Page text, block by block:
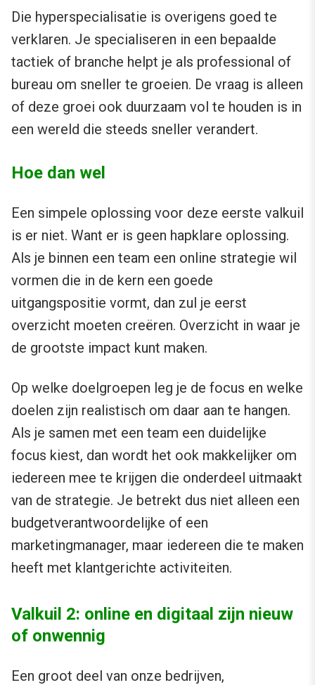
Die hyperspecialisatie is overigens goed te
verklaren. Je specialiseren in een bepaalde
tactiek of branche helpt je als professional of
bureau om sneller te groeien. De vraag is alleen
of deze groei ook duurzaam vol te houden is in
een wereld die steeds sneller verandert.
Hoe dan wel
Een simpele oplossing voor deze eerste valkuil
is er niet. Want er is geen hapklare oplossing.
Als je binnen een team een online strategie wil
vormen die in de kern een goede
uitgangspositie vormt, dan zul je eerst
overzicht moeten creëren. Overzicht in waar je
de grootste impact kunt maken.
Op welke doelgroepen leg je de focus en welke
doelen zijn realistisch om daar aan te hangen.
Als je samen met een team een duidelijke
focus kiest, dan wordt het ook makkelijker om
iedereen mee te krijgen die onderdeel uitmaakt
van de strategie. Je betrekt dus niet alleen een
budgetverantwoordelijke of een
marketingmanager, maar iedereen die te maken
heeft met klantgerichte activiteiten.
Valkuil 2: online en digitaal zijn nieuw
of onwennig
Een groot deel van onze bedrijven,